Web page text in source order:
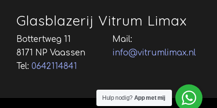
Glasblazerij Vitrum Limax
Bottertweg 11
8171 NP Vaassen
Tel: 0642114841
Mail:
info@vitrumlimax.nl
Hulp nodig? App met mij